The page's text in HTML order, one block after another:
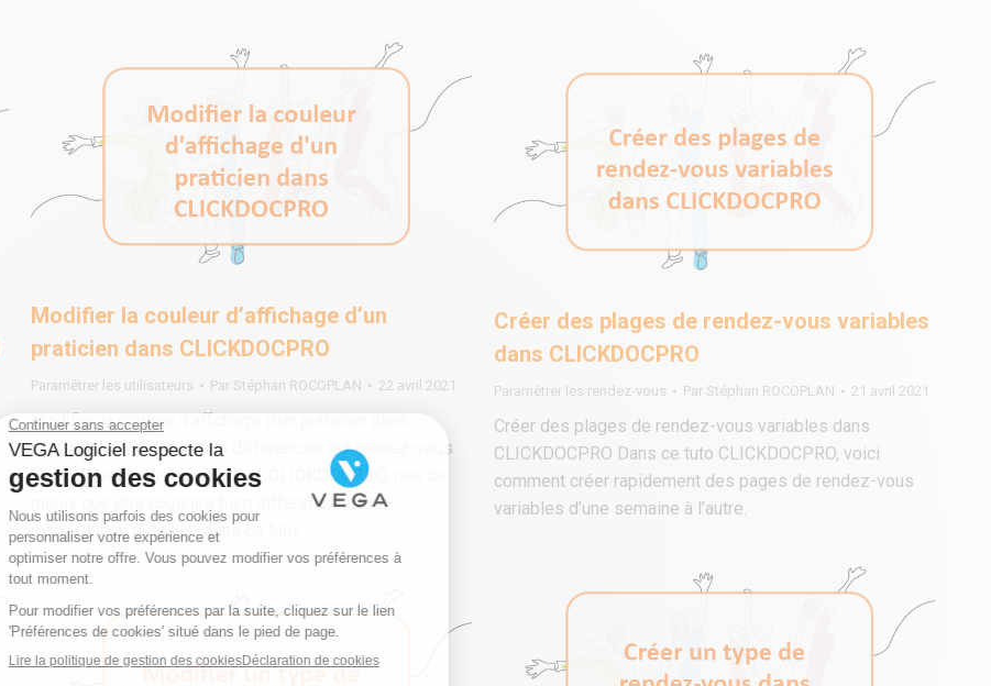
Modifier la couleur d’affichage d’un
praticien dans CLICKDOCPRO
Paramétrer les utilisateurs Par Stéphan ROCOPLAN 22 avril 2021
Modifier la couleur d’affichage d’un praticien dans
CLICKDOCPRO Pour bien différencier les rendez-vous
des différents praticiens dans CLICKDOCPRO, rien de
mieux que des couleurs bien différenciées. La
manipulation détaillée dans ce tuto.
Créer des plages de rendez-vous variables
dans CLICKDOCPRO
Paramétrer les rendez-vous Par Stéphan ROCOPLAN 21 avril 2021
Créer des plages de rendez-vous variables dans
CLICKDOCPRO Dans ce tuto CLICKDOCPRO, voici
comment créer rapidement des pages de rendez-vous
variables d’une semaine à l’autre.